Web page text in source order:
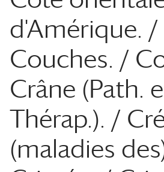
d'Amérique. /
Couches. /
Crâne (Path.
Thérap.). /
(maladies